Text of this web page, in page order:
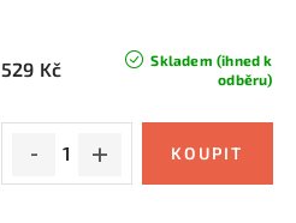
u
k
Skladem (ihned k
odběru)
529 Kč